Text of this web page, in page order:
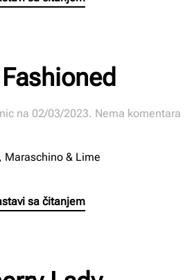
na 02/03/2023. Nema komentarana
Maraschino & Lime
sa čitanjem